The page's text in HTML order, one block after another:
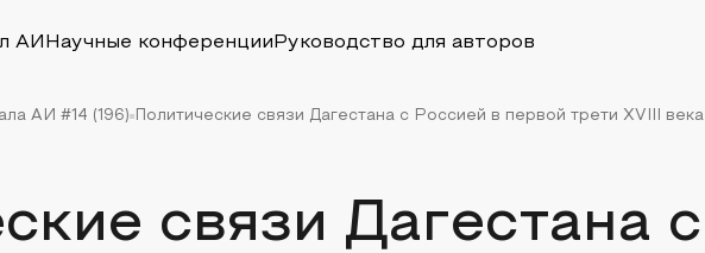
АИ Научные конференции Руководство для авторов
АИ #14 (196) Политические связи Дагестана с Россией в первой трети XVIII века
связи Дагестана с